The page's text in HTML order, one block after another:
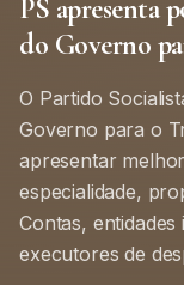
PS apresenta
do Governo
O Partido
Governo para o
apresentar
especialidade,
Contas,
executores de